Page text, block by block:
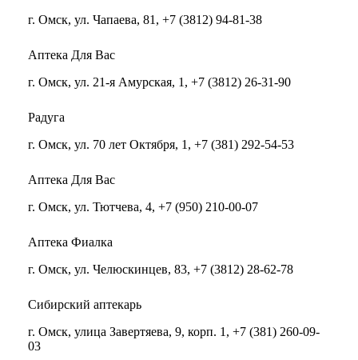
г. Омск, ул. Чапаева, 81, +7 (3812) 94-81-38
​​​​​​​Аптека Для Вас
г. Омск, ул. 21-я Амурская, 1, +7 (3812) 26-31-90
Радуга
г. Омск, ул. 70 лет Октября, 1, +7 (381) 292-54-53
Аптека Для Вас
г. Омск, ул. Тютчева, 4, +7 (950) 210-00-07
Аптека Фиалка
г. Омск, ул. Челюскинцев, 83, +7 (3812) 28-62-78
Сибирский аптекарь
г. Омск, улица Завертяева, 9, корп. 1, +7 (381) 260-09-
03